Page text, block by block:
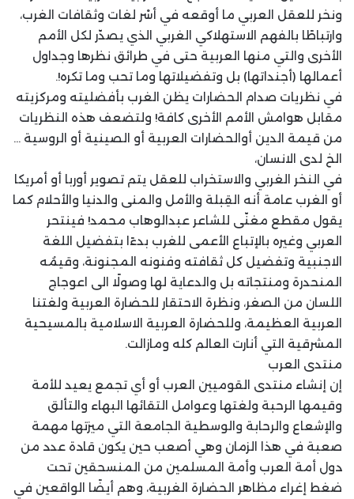
ونخر للعقل العربي ما أوقعه في أسْر لغات وثقافات الغرب،
وارتباطًا بالفهم الاستهلاكي الغربي الذي يصدّر لكل الأمم
الأخرى والتي منها العربية حتى في طرائق نظرها وجداول
أعمالها (أجنداتها) بل وتفضيلاتها وما تحب وما تكره!.
في نظريات صدام الحضارات يظن الغرب بأفضليته ومركزيته
مقابل هوامش الأمم الأخرى كافة! ولتضعف هذه النظريات
من قيمة الدين أوالحضارات العربية أو الصينية أو الروسية …
الخ لدى الانسان،
في النخر الغربي والاستخراب للعقل يتم تصوير أوربا أو أمريكا
أو الغرب عامة أنه القِبلة والأمل والمنى والدنيا والأحلام كما
يقول مقطع مغنّى للشاعر عبدالوهاب محمد! فينتحر
العربي وغيره بالإتباع الأعمى للغرب بدءًا بتفضيل اللغة
الاجنبية وتفضيل كل ثقافته وفنونه المجنونة، وقيمُه
المنحدرة ومنتجاته بل والدعاية لها وصولًا الى اعوجاج
اللسان من الصغر، ونظرة الاحتقار للحضارة العربية ولغتنا
العربية العظيمة، وللحضارة العربية الاسلامية بالمسيحية
المشرقية التي أنارت العالم كله ومازالت.
منتدى العرب
إن إنشاء منتدى القوميين العرب أو أي تجمع يعيد للأمة
وقيمها الرحبة ولغتها وعوامل التقائها البهاء والتألق
والإشعاع والرحابة والوسطية الجامعة التي ميزتها مهمة
صعبة في هذا الزمان وهي أصعب حين يكون قادة عدد من
دول أمة العرب وأمة المسلمين من المنسحقين تحت
ضغط إغراء مظاهر الحضارة الغربية، وهم أيضًا الواقعين في